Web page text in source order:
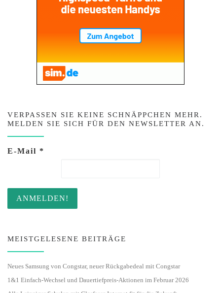
VERPASSEN SIE KEINE SCHNÄPPCHEN MEHR.
MELDEN SIE SICH FÜR DEN NEWSLETTER AN.
E-Mail *
MEISTGELESENE BEITRÄGE
Neues Samsung von Congstar, neuer Rückgabedeal mit Congstar
1&1 Einfach-Wechsel und Dauertiefpreis-Aktionen im Februar 2026